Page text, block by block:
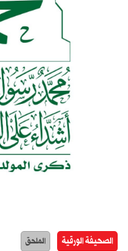
الصحيفة الورقية الملحق